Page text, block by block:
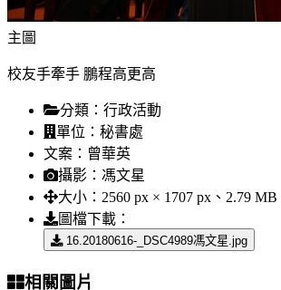
主圖
校友手牽手 鵬程高更高
分類： 行政活動
單位： 秘書處
文案： 曾華英
攝影： 馮文星
大小： 2560 px × 1707 px、2.79 MB
圖檔下載：
16.20180616-_DSC4989馮文星.jpg
相關圖片